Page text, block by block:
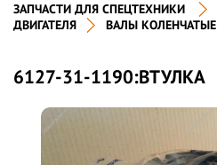
ЗАПЧАСТИ ДЛЯ СПЕЦТЕХНИКИ
ДВИГАТЕЛЯ
ВАЛЫ КОЛЕНЧАТЫЕ
6127-31-1190:ВТУЛКА